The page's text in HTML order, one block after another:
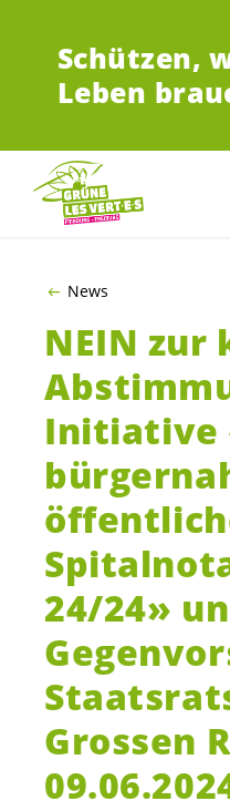
Schützen,
Leben
News
NEIN zur
Initiative
24/24»
Grossen